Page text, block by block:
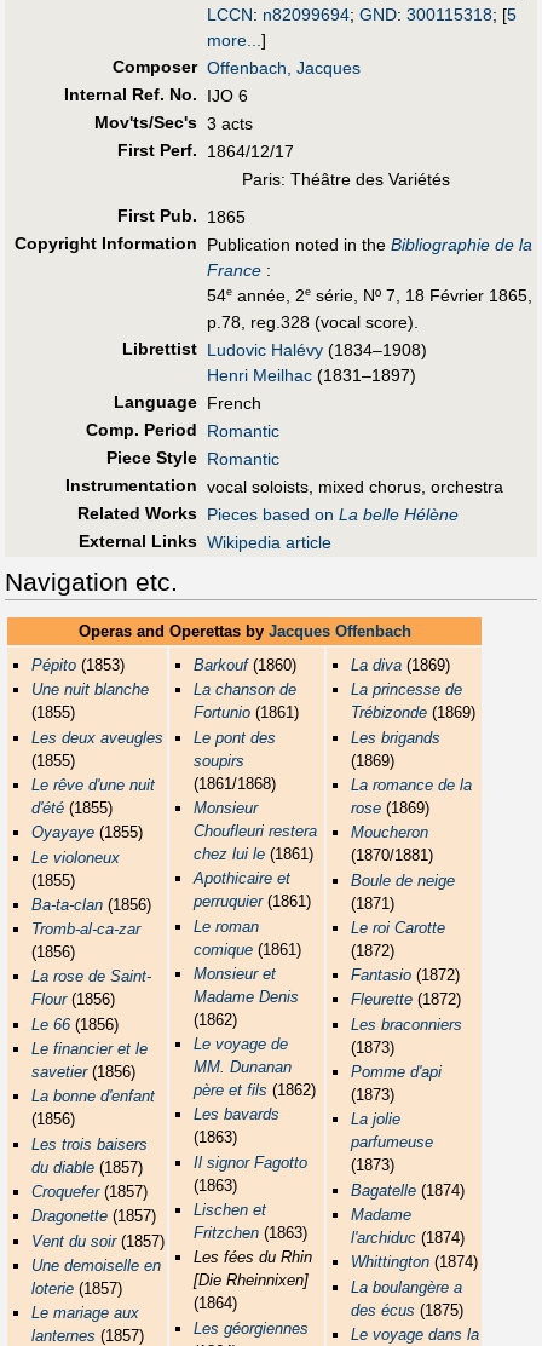
LCCN: n82099694; GND: 300115318; [5
more... ]
Composer Offenbach, Jacques
Internal Ref. No.
IJO 6
Mov'ts/Sec's 3 acts
First Perf.
1864/12/17
Paris: Théâtre des Variétés
First Pub.
1865
Copyright Information
Publication noted in the Bibliographie de la
France :
54e année, 2e série, Nº 7, 18 Février 1865,
p.78, reg.328 (vocal score).
Librettist Ludovic Halévy (1834–1908)
Henri Meilhac (1831–1897)
Language French
Comp. Period
Romantic
Piece Style Romantic
Instrumentation vocal soloists, mixed chorus, orchestra
Related Works Pieces based on La belle Hélène
External Links Wikipedia article
Navigation etc.
Operas and Operettas by Jacques Offenbach
Pépito (1853)
Une nuit blanche
(1855)
Les deux aveugles
(1855)
Le rêve d'une nuit
d'été (1855)
Oyayaye (1855)
Le violoneux
(1855)
Ba-ta-clan (1856)
Tromb-al-ca-zar
(1856)
La rose de Saint-
Flour(1856)
Le 66 (1856)
Le financier et le
savetier(1856)
La bonne d'enfant
(1856)
Les trois baisers
du diable (1857)
Croquefer(1857)
Dragonette (1857)
Vent du soir(1857)
Une demoiselle en
loterie (1857)
Le mariage aux
lanternes (1857)
Barkouf(1860)
La chanson de
Fortunio (1861)
Le pont des
soupirs
(1861/1868)
Monsieur
Choufleuri restera
chez lui le (1861)
Apothicaire et
perruquier(1861)
Le roman
comique (1861)
Monsieur et
Madame Denis
(1862)
Le voyage de
MM. Dunanan
père et fils (1862)
Les bavards
(1863)
Il signor Fagotto
(1863)
Lischen et
Fritzchen (1863)
Les fées du Rhin
[Die Rheinnixen]
(1864)
Les géorgiennes
La diva (1869)
La princesse de
Trébizonde (1869)
Les brigands
(1869)
La romance de la
rose (1869)
Moucheron
(1870/1881)
Boule de neige
(1871)
Le roi Carotte
(1872)
Fantasio (1872)
Fleurette (1872)
Les braconniers
(1873)
Pomme d'api
(1873)
La jolie
parfumeuse
(1873)
Bagatelle (1874)
Madame
l'archiduc (1874)
Whittington (1874)
La boulangère a
des écus (1875)
Le voyage dans la